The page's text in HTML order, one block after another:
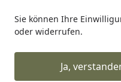
Sie können Ihre
oder widerrufen.
Ja,
Tierbedarf &